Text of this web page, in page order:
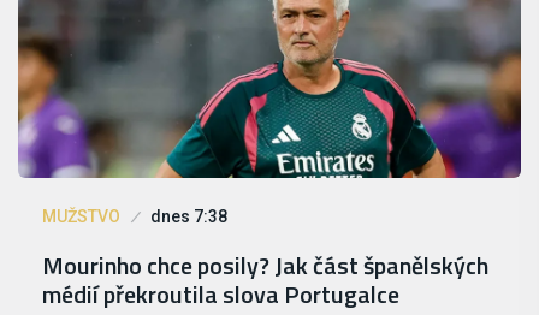
MUŽSTVO dnes 7:38
Mourinho chce posily? Jak část španělských
médií překroutila slova Portugalce